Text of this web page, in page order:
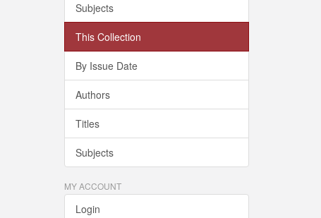
Subjects
This Collection
By Issue Date
Authors
Titles
Subjects
MY ACCOUNT
Login